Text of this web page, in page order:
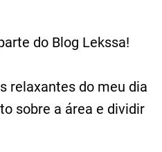
do Blog Lekssa!
relaxantes do meu dia
sobre a área e dividir